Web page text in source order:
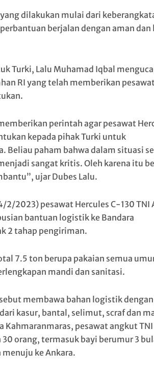
dilakukan mulai dari
berjalan dengan aman dan
Turki, Lalu Muhamad Iqbal
RI yang telah memberikan
perintah agar pesawat
kepada pihak Turki untuk
Beliau paham bahwa dalam situasi
sangat kritis. Oleh karena itu
ujar Dubes Lalu.
2/2023) pesawat Hercules C-130 TNI
bantuan logistik ke Bandara
2 tahap pengiriman.
7.5 ton berupa pakaian semua
mandi dan sanitasi.
membawa bahan logistik
kasur, bantal, selimut, scraf dan
Kahmaranmaras, pesawat angkut TNI
orang, termasuk bayi berumur 3
ke Ankara.